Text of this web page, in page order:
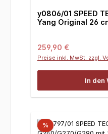
y0806/01 SPEED
Yang Original 26
Regulärer Preis:
259,90 €
Preise inkl. MwSt. zzgl.
In den
%